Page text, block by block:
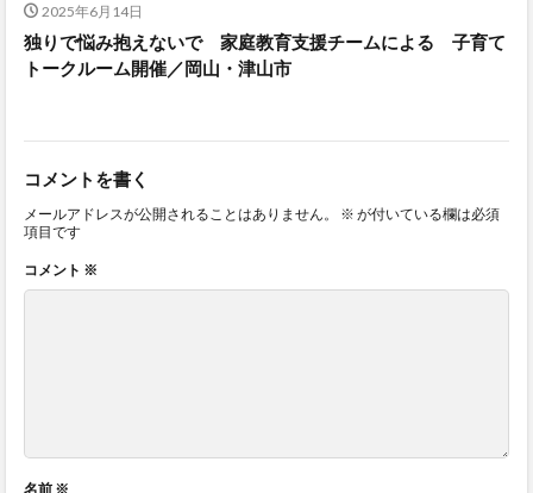
2025年6月14日
独りで悩み抱えないで 家庭教育支援チームによる 子育て
トークルーム開催／岡山・津山市
コメントを書く
メールアドレスが公開されることはありません。 ※ が付いている欄は必須
項目です
コメント ※
名前 ※